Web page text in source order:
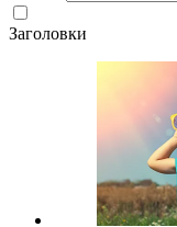
Заголовки